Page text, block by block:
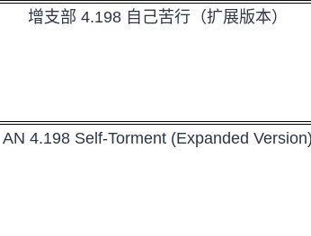
增支部 4.198 自己苦行（扩展版本）
AN 4.198 Self-Torment (Expanded Version)